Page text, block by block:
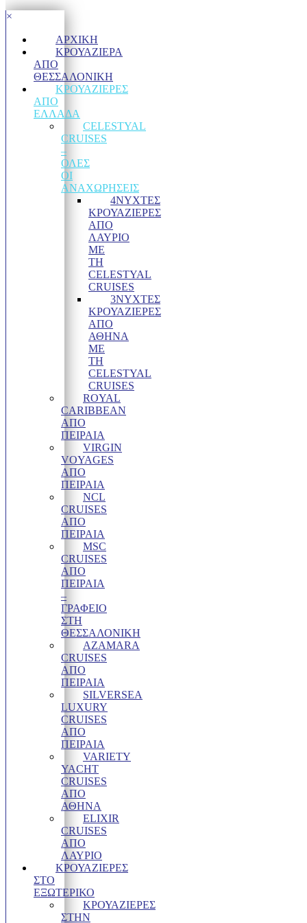
×
ΑΡΧΙΚΉ
ΚΡΟΥΑΖΙΈΡΑ
ΑΠΌ
ΘΕΣΣΑΛΟΝΊΚΗ
ΚΡΟΥΑΖΙΈΡΕΣ
ΑΠΌ
ΕΛΛΆΔΑ
CELESTYAL
CRUISES
–
ΟΛΕΣ
ΟΙ
ΑΝΑΧΩΡΗΣΕΙΣ
4ΝΥΧΤΕΣ
ΚΡΟΥΑΖΙΈΡΕΣ
ΑΠΌ
ΛΑΎΡΙΟ
ΜΕ
ΤΗ
CELESTYAL
CRUISES
3ΝΥΧΤΕΣ
ΚΡΟΥΑΖΙΈΡΕΣ
ΑΠΌ
ΑΘΉΝΑ
ΜΕ
ΤΗ
CELESTYAL
CRUISES
ROYAL
CARIBBEAN
ΑΠΌ
ΠΕΙΡΑΙΆ
VIRGIN
VOYAGES
ΑΠΟ
ΠΕΙΡΑΙΑ
NCL
CRUISES
ΑΠΌ
ΠΕΙΡΑΙΆ
MSC
CRUISES
ΑΠΟ
ΠΕΙΡΑΙΑ
–
ΓΡΑΦΕΊΟ
ΣΤΗ
ΘΕΣΣΑΛΟΝΊΚΗ
AZAMARA
CRUISES
ΑΠΌ
ΠΕΙΡΑΙΆ
SILVERSEA
LUXURY
CRUISES
ΑΠΌ
ΠΕΙΡΑΙΆ
VARIETY
YACHT
CRUISES
ΑΠΟ
ΑΘΗΝΑ
ELIXIR
CRUISES
ΑΠΌ
ΛΑΎΡΙΟ
ΚΡΟΥΑΖΙΈΡΕΣ
ΣΤΟ
ΕΞΩΤΕΡΙΚΌ
ΚΡΟΥΑΖΙΕΡΕΣ
ΣΤΗΝ